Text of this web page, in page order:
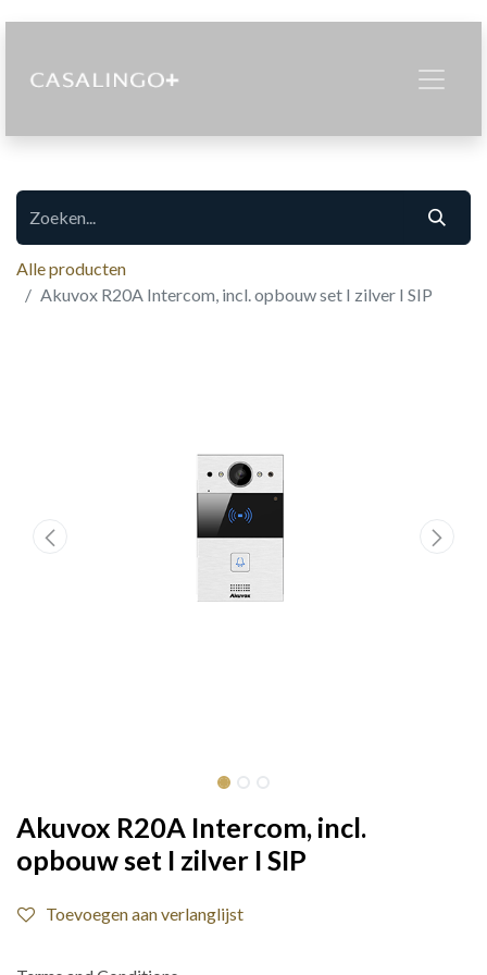
Alle producten
Akuvox R20A Intercom, incl. opbouw set I zilver I SIP
Akuvox R20A Intercom, incl.
opbouw set I zilver I SIP
Toevoegen aan verlanglijst